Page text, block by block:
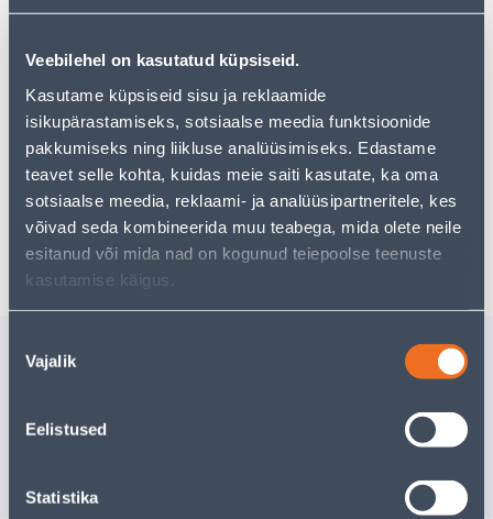
Veebilehel on kasutatud küpsiseid.
Kasutame küpsiseid sisu ja reklaamide
isikupärastamiseks, sotsiaalse meedia funktsioonide
pakkumiseks ning liikluse analüüsimiseks. Edastame
teavet selle kohta, kuidas meie saiti kasutate, ka oma
sotsiaalse meedia, reklaami- ja analüüsipartneritele, kes
võivad seda kombineerida muu teabega, mida olete neile
esitanud või mida nad on kogunud teiepoolse teenuste
kasutamise käigus.
valik
Vajalik
Eelistused
Statistika
pakume suurepäraseid alternatiive samast
pakkuda!
uurimistööd saate jätkata, naastesavalehele
kasutades meie võimsat otsingufunktsiooni, et leida
veelgi meelepärasemad valikuid. Head ostlemist!
Tarne pole võimalik